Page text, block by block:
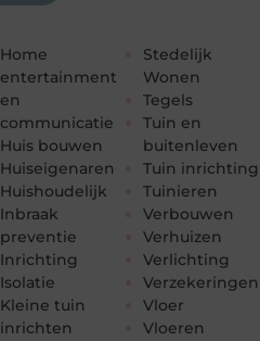
Home
entertainment
en
communicatie
Huis bouwen
Huiseigenaren
Huishoudelijk
Inbraak
preventie
Inrichting
Isolatie
Kleine tuin
inrichten
Stedelijk
Wonen
Tegels
Tuin en
buitenleven
Tuin inrichting
Tuinieren
Verbouwen
Verhuizen
Verlichting
Verzekeringen
Vloer
Vloeren